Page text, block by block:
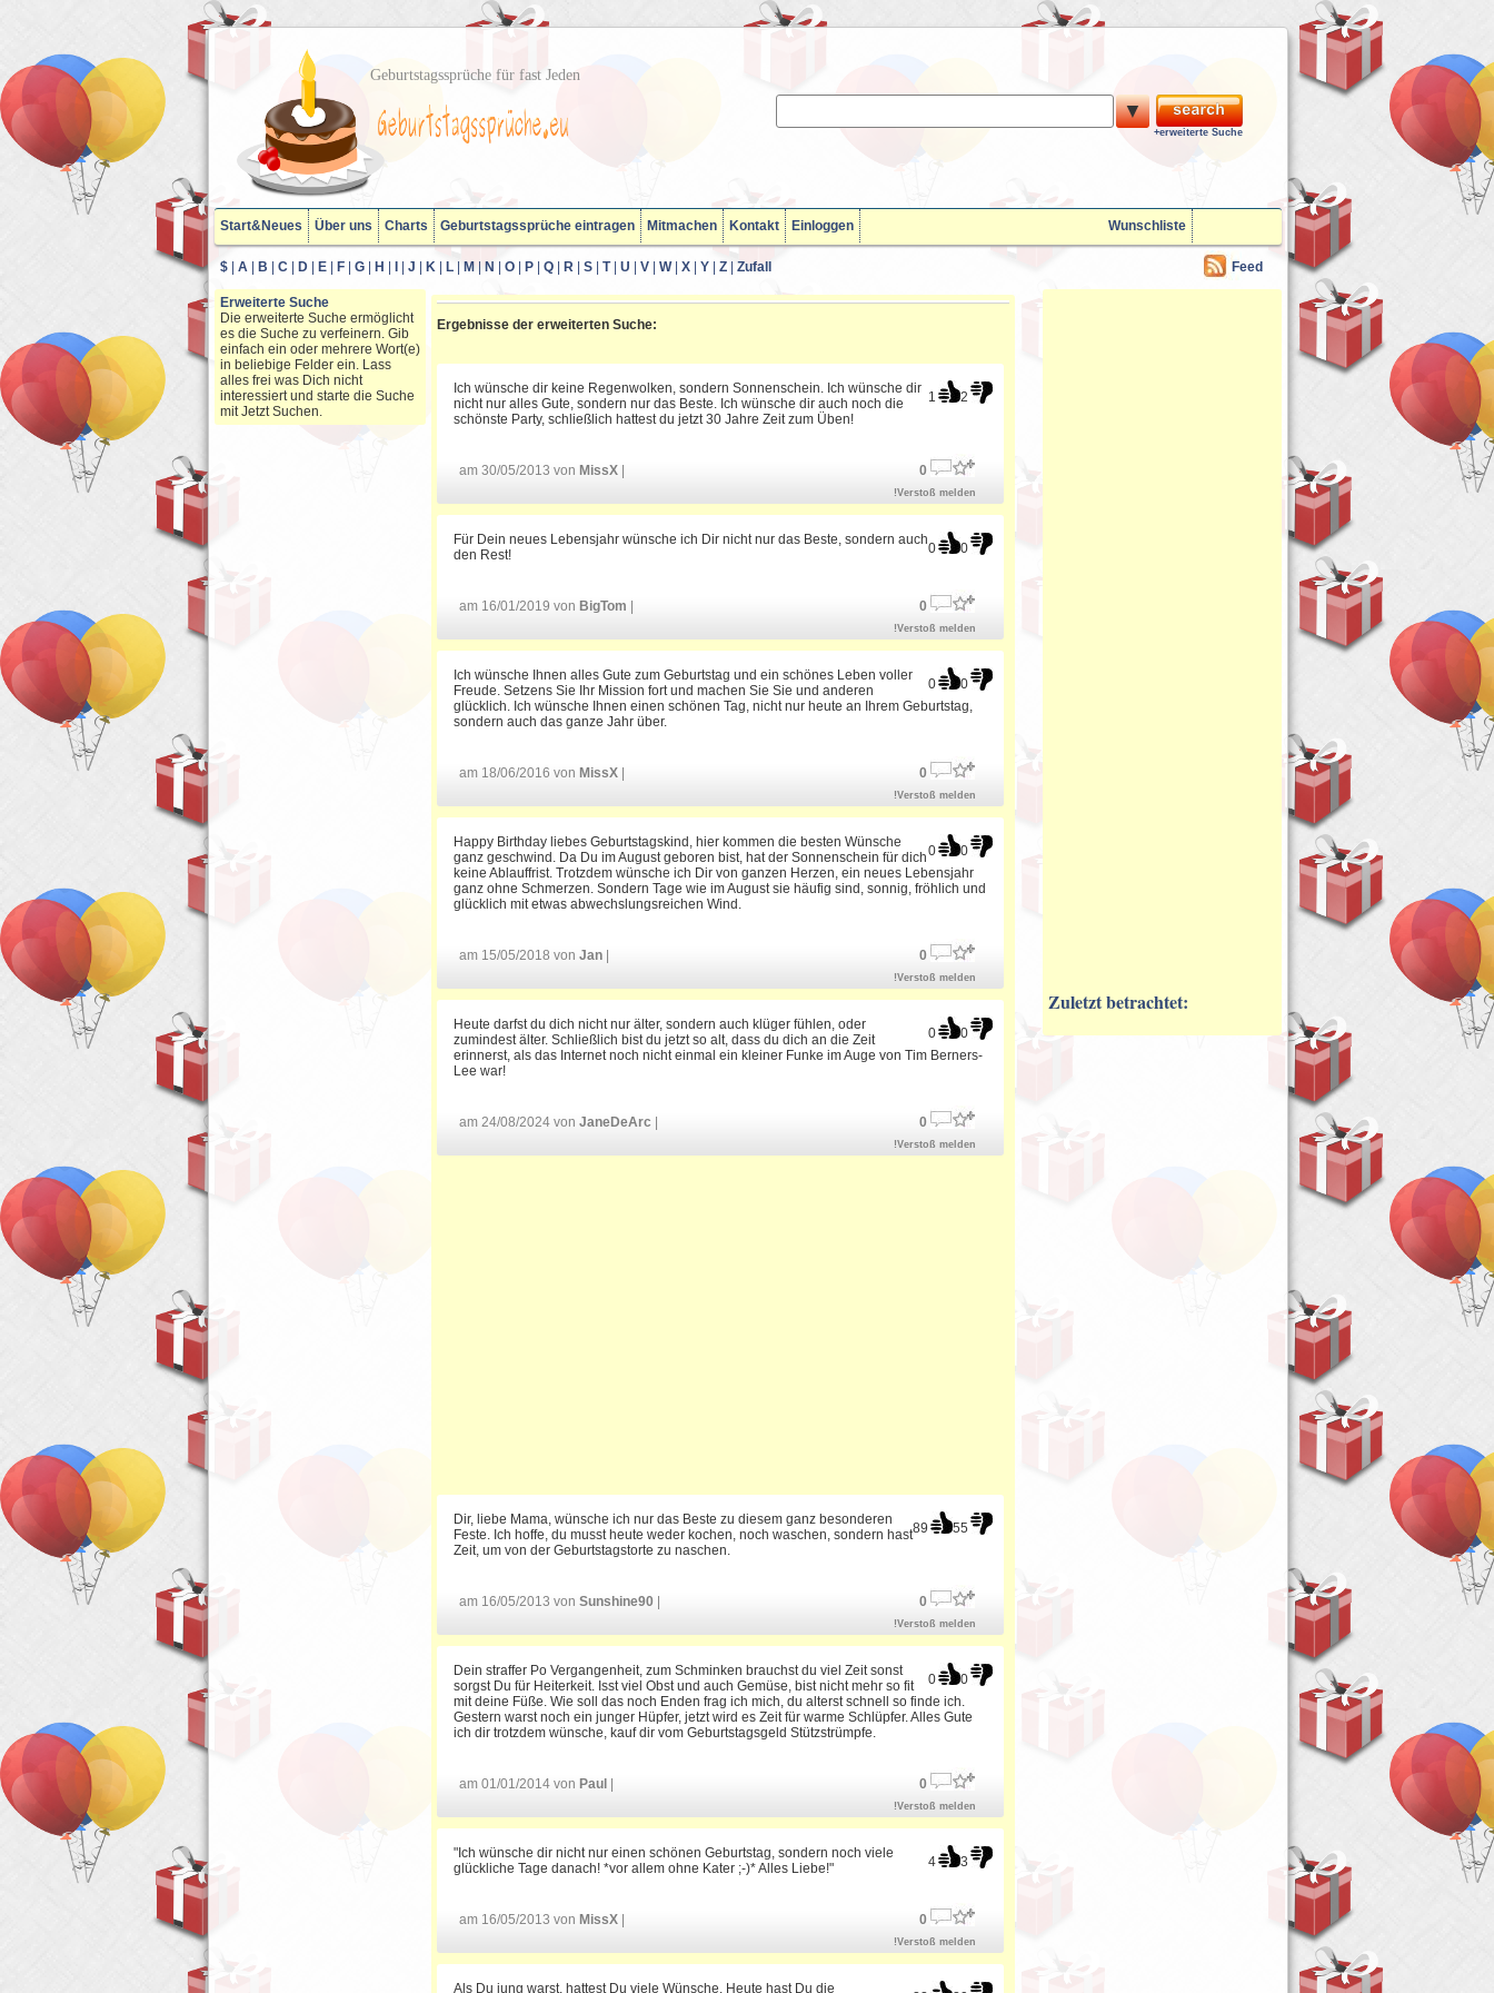
Geburtstagssprüche für fast Jeden
▼
+erweiterte Suche
Start&Neues Über uns Charts Geburtstagssprüche eintragen Mitmachen Kontakt Einloggen Wunschliste
$ A B C D E F G H J K L M N O P Q R S T| U V W| X Y Z Zufall Feed
Erweiterte Suche
Die erweiterte Suche ermöglicht
es die Suche zu verfeinern. Gib
einfach ein oder mehrere Wort(e)
in beliebige Felder ein. Lass
alles frei was Dich nicht
interessiert und starte die Suche
mit Jetzt Suchen.
Ergebnisse der erweiterten Suche:
1 2
Ich wünsche dir keine Regenwolken, sondern Sonnenschein. Ich wünsche dir
nicht nur alles Gute, sondern nur das Beste. Ich wünsche dir auch noch die
schönste Party, schließlich hattest du jetzt 30 Jahre Zeit zum Üben!
am 30/05/2013 von MissX 0
!Verstoß melden
0 0
Für Dein neues Lebensjahr wünsche ich Dir nicht nur das Beste, sondern auch
den Rest!
am 16/01/2019 von BigTom 0
!Verstoß melden
0 0
Ich wünsche Ihnen alles Gute zum Geburtstag und ein schönes Leben voller
Freude. Setzens Sie Ihr Mission fort und machen Sie Sie und anderen
glücklich. Ich wünsche Ihnen einen schönen Tag, nicht nur heute an Ihrem Geburtstag,
sondern auch das ganze Jahr über.
am 18/06/2016 von MissX 0
!Verstoß melden
0 0
Happy Birthday liebes Geburtstagskind, hier kommen die besten Wünsche
ganz geschwind. Da Du im August geboren bist, hat der Sonnenschein für dich
keine Ablauffrist. Trotzdem wünsche ich Dir von ganzen Herzen, ein neues Lebensjahr
ganz ohne Schmerzen. Sondern Tage wie im August sie häufig sind, sonnig, fröhlich und
glücklich mit etwas abwechslungsreichen Wind.
am 15/05/2018 von Jan 0
!Verstoß melden
0 0
Heute darfst du dich nicht nur älter, sondern auch klüger fühlen, oder
zumindest älter. Schließlich bist du jetzt so alt, dass du dich an die Zeit
erinnerst, als das Internet noch nicht einmal ein kleiner Funke im Auge von Tim Berners-
Lee war!
am 24/08/2024 von JaneDeArc 0
!Verstoß melden
89 55
Dir, liebe Mama, wünsche ich nur das Beste zu diesem ganz besonderen
Feste. Ich hoffe, du musst heute weder kochen, noch waschen, sondern hast
Zeit, um von der Geburtstagstorte zu naschen.
am 16/05/2013 von Sunshine90 0
!Verstoß melden
0 0
Dein straffer Po Vergangenheit, zum Schminken brauchst du viel Zeit sonst
sorgst Du für Heiterkeit. Isst viel Obst und auch Gemüse, bist nicht mehr so fit
mit deine Füße. Wie soll das noch Enden frag ich mich, du alterst schnell so finde ich.
Gestern warst noch ein junger Hüpfer, jetzt wird es Zeit für warme Schlüpfer. Alles Gute
ich dir trotzdem wünsche, kauf dir vom Geburtstagsgeld Stützstrümpfe.
am 01/01/2014 von Paul 0
!Verstoß melden
4 3
"Ich wünsche dir nicht nur einen schönen Geburtstag, sondern noch viele
glückliche Tage danach! *vor allem ohne Kater ;-)* Alles Liebe!"
am 16/05/2013 von MissX 0
!Verstoß melden
Als Du jung warst, hattest Du viele Wünsche. Heute hast Du die
Zuletzt betrachtet: